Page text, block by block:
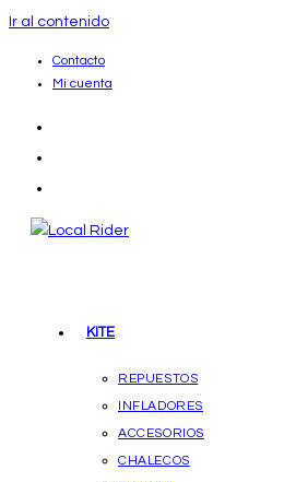
Ir al contenido
Contacto
Mi cuenta
KITE
REPUESTOS
INFLADORES
ACCESORIOS
CHALECOS